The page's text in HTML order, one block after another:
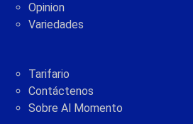
Opinion
Variedades
Tarifario
Contáctenos
Sobre Al Momento